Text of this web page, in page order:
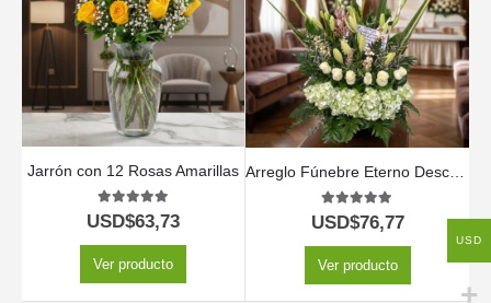
Jarrón con 12 Rosas Amarillas
5.00out of 5
USD$63,73
Ver producto
Arreglo Fúnebre Eterno Descanso
5.00out of 5
USD$76,77
Ver producto
USD